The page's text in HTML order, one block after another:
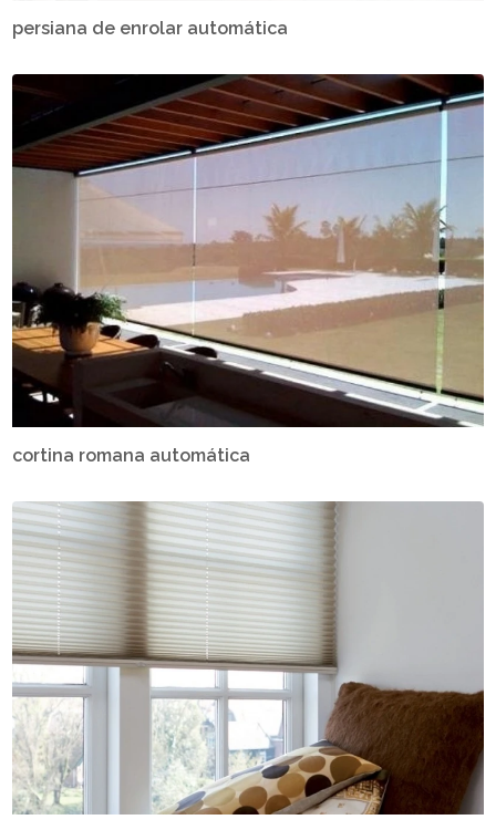
persiana de enrolar automática
cortina romana automática